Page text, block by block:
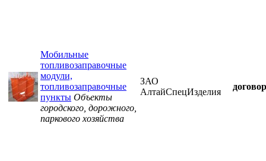
Мобильные
топливозаправочные
модули,
топливозаправочные
пункты Объекты
городского, дорожного,
паркового хозяйства
ЗАО
АлтайСпецИзделия